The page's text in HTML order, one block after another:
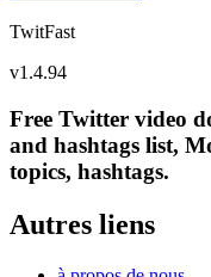
TwitFast
v1.4.94
Free Twitter video
and hashtags list,
topics, hashtags.
Autres liens